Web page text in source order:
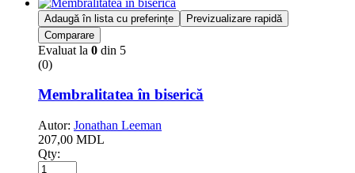
Adaugă în lista cu preferințe
Previzualizare rapidă
Comparare
Evaluat la 0 din 5
(0)
Membralitatea în biserică
Autor: Jonathan Leeman
207,00 MDL
Qty: